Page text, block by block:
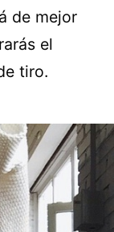
de mejor
el
tiro.